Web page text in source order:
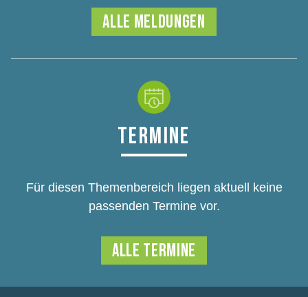
ALLE MELDUNGEN
TERMINE
Für diesen Themenbereich liegen aktuell keine
passenden Termine vor.
ALLE TERMINE